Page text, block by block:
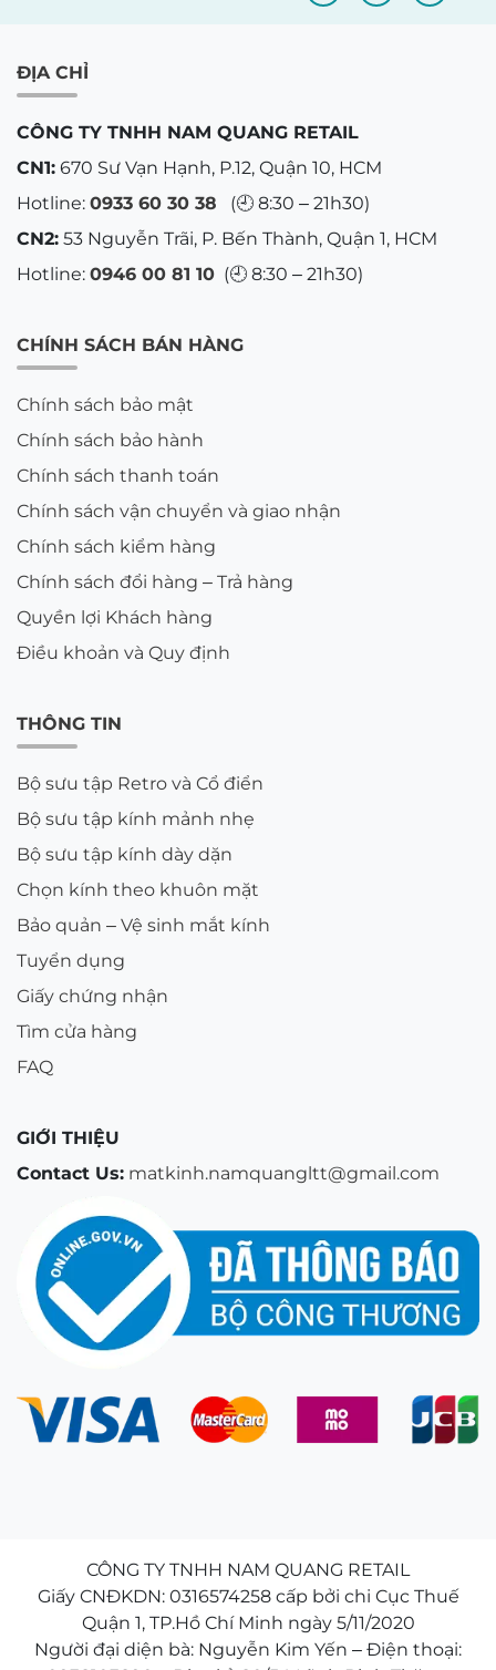
ĐỊA CHỈ
CÔNG TY TNHH NAM QUANG RETAIL
CN1: 670 Sư Vạn Hạnh, P.12, Quận 10, HCM
Hotline: 0933 60 30 38 (🕘 8:30 – 21h30)
CN2: 53 Nguyễn Trãi, P. Bến Thành, Quận 1, HCM
Hotline: 0946 00 81 10 (🕘 8:30 – 21h30)
CHÍNH SÁCH BÁN HÀNG
Chính sách bảo mật
Chính sách bảo hành
Chính sách thanh toán
Chính sách vận chuyển và giao nhận
Chính sách kiểm hàng
Chính sách đổi hàng – Trả hàng
Quyền lợi Khách hàng
Điều khoản và Quy định
THÔNG TIN
Bộ sưu tập Retro và Cổ điển
Bộ sưu tập kính mảnh nhẹ
Bộ sưu tập kính dày dặn
Chọn kính theo khuôn mặt
Bảo quản – Vệ sinh mắt kính
Tuyển dụng
Giấy chứng nhận
Tìm cửa hàng
FAQ
GIỚI THIỆU
Contact Us: matkinh.namquangltt@gmail.com
CÔNG TY TNHH NAM QUANG RETAIL
Giấy CNĐKDN: 0316574258 cấp bởi chi Cục Thuế
Quận 1, TP.Hồ Chí Minh ngày 5/11/2020
Người đại diện bà: Nguyễn Kim Yến – Điện thoại: